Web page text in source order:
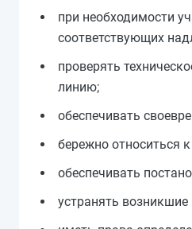
при необходимости
соответствующих
проверять
линию;
обеспечивать
бережно относиться
обеспечивать
устранять